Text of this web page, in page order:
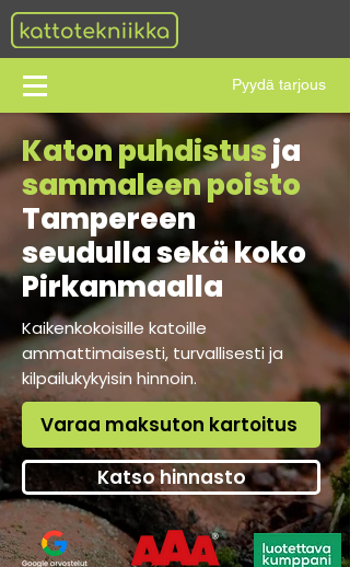
Pyydä tarjous
Katon puhdistusja
sammaleen poisto
Tampereen
seudulla sekä koko
Pirkanmaalla
Kaikenkokoisille katoille
ammattimaisesti, turvallisesti ja
kilpailukykyisin hinnoin.
Varaa maksuton kartoitus
Katso hinnasto